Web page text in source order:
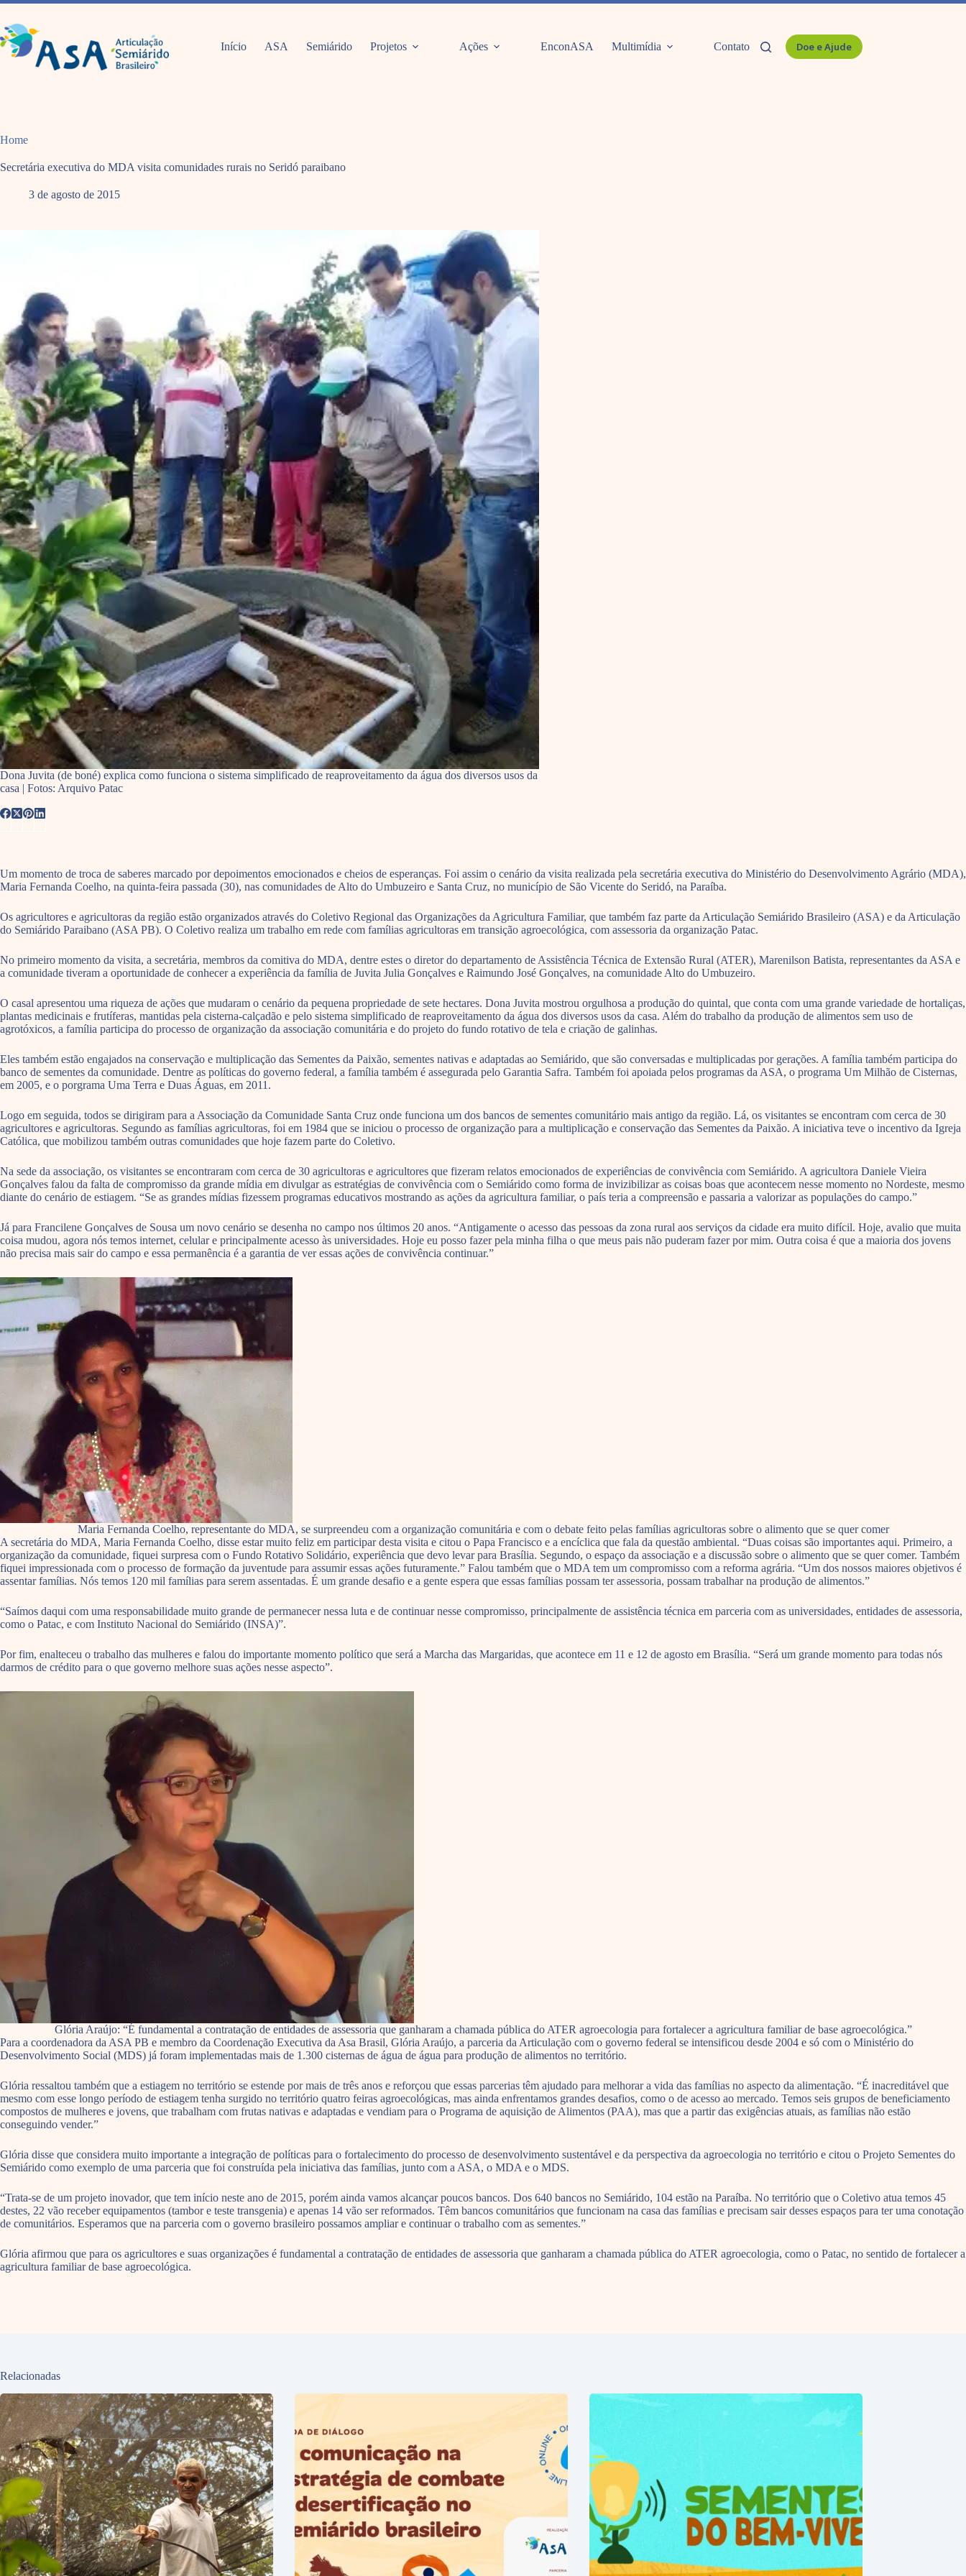
Pular
o
conteúdo
Início ASA Semiárido Projetos Ações EnconASA Multimídia Contato Doe e Ajude
Home
Secretária executiva do MDA visita comunidades rurais no Seridó paraibano
3 de agosto de 2015
Dona Juvita (de boné) explica como funciona o sistema simplificado de reaproveitamento da água dos diversos usos da
casa | Fotos: Arquivo Patac
Um momento de troca de saberes marcado por depoimentos emocionados e cheios de esperanças. Foi assim o cenário da visita realizada pela secretária executiva do Ministério do Desenvolvimento Agrário (MDA),
Maria Fernanda Coelho, na quinta-feira passada (30), nas comunidades de Alto do Umbuzeiro e Santa Cruz, no município de São Vicente do Seridó, na Paraíba.
Os agricultores e agricultoras da região estão organizados através do Coletivo Regional das Organizações da Agricultura Familiar, que também faz parte da Articulação Semiárido Brasileiro (ASA) e da Articulação
do Semiárido Paraibano (ASA PB). O Coletivo realiza um trabalho em rede com famílias agricultoras em transição agroecológica, com assessoria da organização Patac.
No primeiro momento da visita, a secretária, membros da comitiva do MDA, dentre estes o diretor do departamento de Assistência Técnica de Extensão Rural (ATER), Marenilson Batista, representantes da ASA e
a comunidade tiveram a oportunidade de conhecer a experiência da família de Juvita Julia Gonçalves e Raimundo José Gonçalves, na comunidade Alto do Umbuzeiro.
O casal apresentou uma riqueza de ações que mudaram o cenário da pequena propriedade de sete hectares. Dona Juvita mostrou orgulhosa a produção do quintal, que conta com uma grande variedade de hortaliças,
plantas medicinais e frutíferas, mantidas pela cisterna-calçadão e pelo sistema simplificado de reaproveitamento da água dos diversos usos da casa. Além do trabalho da produção de alimentos sem uso de
agrotóxicos, a família participa do processo de organização da associação comunitária e do projeto do fundo rotativo de tela e criação de galinhas.
Eles também estão engajados na conservação e multiplicação das Sementes da Paixão, sementes nativas e adaptadas ao Semiárido, que são conversadas e multiplicadas por gerações. A família também participa do
banco de sementes da comunidade. Dentre as políticas do governo federal, a família também é assegurada pelo Garantia Safra. Também foi apoiada pelos programas da ASA, o programa Um Milhão de Cisternas,
em 2005, e o porgrama Uma Terra e Duas Águas, em 2011.
Logo em seguida, todos se dirigiram para a Associação da Comunidade Santa Cruz onde funciona um dos bancos de sementes comunitário mais antigo da região. Lá, os visitantes se encontram com cerca de 30
agricultores e agricultoras. Segundo as famílias agricultoras, foi em 1984 que se iniciou o processo de organização para a multiplicação e conservação das Sementes da Paixão. A iniciativa teve o incentivo da Igreja
Católica, que mobilizou também outras comunidades que hoje fazem parte do Coletivo.
Na sede da associação, os visitantes se encontraram com cerca de 30 agricultoras e agricultores que fizeram relatos emocionados de experiências de convivência com Semiárido. A agricultora Daniele Vieira
Gonçalves falou da falta de compromisso da grande mídia em divulgar as estratégias de convivência com o Semiárido como forma de invizibilizar as coisas boas que acontecem nesse momento no Nordeste, mesmo
diante do cenário de estiagem. “Se as grandes mídias fizessem programas educativos mostrando as ações da agricultura familiar, o país teria a compreensão e passaria a valorizar as populações do campo.”
Já para Francilene Gonçalves de Sousa um novo cenário se desenha no campo nos últimos 20 anos. “Antigamente o acesso das pessoas da zona rural aos serviços da cidade era muito difícil. Hoje, avalio que muita
coisa mudou, agora nós temos internet, celular e principalmente acesso às universidades. Hoje eu posso fazer pela minha filha o que meus pais não puderam fazer por mim. Outra coisa é que a maioria dos jovens
não precisa mais sair do campo e essa permanência é a garantia de ver essas ações de convivência continuar.”
Maria Fernanda Coelho, representante do MDA, se surpreendeu com a organização comunitária e com o debate feito pelas famílias agricultoras sobre o alimento que se quer comer
A secretária do MDA, Maria Fernanda Coelho, disse estar muito feliz em participar desta visita e citou o Papa Francisco e a encíclica que fala da questão ambiental. “Duas coisas são importantes aqui. Primeiro, a
organização da comunidade, fiquei surpresa com o Fundo Rotativo Solidário, experiência que devo levar para Brasília. Segundo, o espaço da associação e a discussão sobre o alimento que se quer comer. Também
fiquei impressionada com o processo de formação da juventude para assumir essas ações futuramente.” Falou também que o MDA tem um compromisso com a reforma agrária. “Um dos nossos maiores objetivos é
assentar famílias. Nós temos 120 mil famílias para serem assentadas. É um grande desafio e a gente espera que essas famílias possam ter assessoria, possam trabalhar na produção de alimentos.”
“Saímos daqui com uma responsabilidade muito grande de permanecer nessa luta e de continuar nesse compromisso, principalmente de assistência técnica em parceria com as universidades, entidades de assessoria,
como o Patac, e com Instituto Nacional do Semiárido (INSA)”.
Por fim, enalteceu o trabalho das mulheres e falou do importante momento político que será a Marcha das Margaridas, que acontece em 11 e 12 de agosto em Brasília. “Será um grande momento para todas nós
darmos de crédito para o que governo melhore suas ações nesse aspecto”.
Glória Araújo: “É fundamental a contratação de entidades de assessoria que ganharam a chamada pública do ATER agroecologia para fortalecer a agricultura familiar de base agroecológica.”
Para a coordenadora da ASA PB e membro da Coordenação Executiva da Asa Brasil, Glória Araújo, a parceria da Articulação com o governo federal se intensificou desde 2004 e só com o Ministério do
Desenvolvimento Social (MDS) já foram implementadas mais de 1.300 cisternas de água de água para produção de alimentos no território.
Glória ressaltou também que a estiagem no território se estende por mais de três anos e reforçou que essas parcerias têm ajudado para melhorar a vida das famílias no aspecto da alimentação. “É inacreditável que
mesmo com esse longo período de estiagem tenha surgido no território quatro feiras agroecológicas, mas ainda enfrentamos grandes desafios, como o de acesso ao mercado. Temos seis grupos de beneficiamento
compostos de mulheres e jovens, que trabalham com frutas nativas e adaptadas e vendiam para o Programa de aquisição de Alimentos (PAA), mas que a partir das exigências atuais, as famílias não estão
conseguindo vender.”
Glória disse que considera muito importante a integração de políticas para o fortalecimento do processo de desenvolvimento sustentável e da perspectiva da agroecologia no território e citou o Projeto Sementes do
Semiárido como exemplo de uma parceria que foi construída pela iniciativa das famílias, junto com a ASA, o MDA e o MDS.
“Trata-se de um projeto inovador, que tem início neste ano de 2015, porém ainda vamos alcançar poucos bancos. Dos 640 bancos no Semiárido, 104 estão na Paraíba. No território que o Coletivo atua temos 45
destes, 22 vão receber equipamentos (tambor e teste transgenia) e apenas 14 vão ser reformados. Têm bancos comunitários que funcionam na casa das famílias e precisam sair desses espaços para ter uma conotação
de comunitários. Esperamos que na parceria com o governo brasileiro possamos ampliar e continuar o trabalho com as sementes.”
Glória afirmou que para os agricultores e suas organizações é fundamental a contratação de entidades de assessoria que ganharam a chamada pública do ATER agroecologia, como o Patac, no sentido de fortalecer a
agricultura familiar de base agroecológica.
Relacionadas